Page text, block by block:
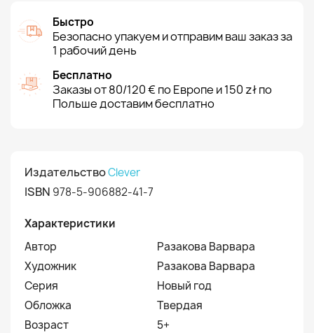
Быстро
Безопасно упакуем и отправим ваш заказ за
1 рабочий день
Бесплатно
Заказы от 80/120 € по Европе и 150 zł по
Польше доставим бесплатно
ИздательствоClever
ISBN 978-5-906882-41-7
Характеристики
Автор
Разакова Варвара
Художник
Разакова Варвара
Серия
Новый год
Обложка
Твердая
Возраст
5+